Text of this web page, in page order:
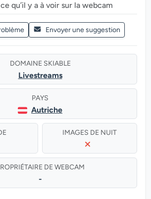
qu’il y a à voir sur la webcam
Envoyer une suggestion
DOMAINE SKIABLE
Livestreams
PAYS
Autriche
IMAGES DE NUIT
DE WEBCAM
-